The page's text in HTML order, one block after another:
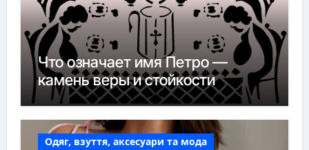
Что означает имя Петро —
камень веры и стойкости
Одяг, взуття, аксесуари та мода